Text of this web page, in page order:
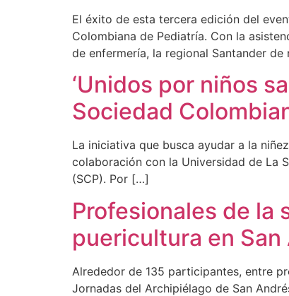
El éxito de esta tercera edición del
Colombiana de Pediatría. Con la
de enfermería, la regional Santander
‘Unidos por niños
Sociedad
La iniciativa que busca ayudar a la
colaboración con la Universidad de La
(SCP). Por […]
Profesionales de la
puericultura en San
Alrededor de 135 participantes, entre
Jornadas del Archipiélago de San